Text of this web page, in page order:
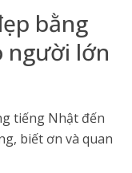
bằng
người lớn
tiếng Nhật đến
biết ơn và quan